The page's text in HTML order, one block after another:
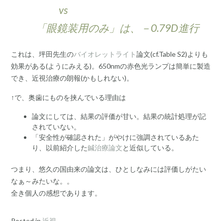
vs
「眼鏡装用のみ」は、－0.79D進行
これは、坪田先生のバイオレットライト論文(cf.Table S2)よりも
効果がある(ようにみえる)。650nmの赤色光ランプは簡単に製造
でき、近視治療の朗報(かもしれない)。
↑で、奥歯にものを挟んでいる理由は
論文にしては、結果の評価が甘い。結果の統計処理が記
されていない。
「安全性が確認された」がやけに強調されているあた
り、以前紹介した鍼治療論文と近似している。
つまり、悠久の国由来の論文は、ひとしなみには評価しがたい
なぁ～みたいな。。
全き個人の感想であります。